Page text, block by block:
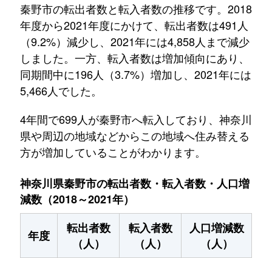
秦野市の転出者数と転入者数の推移です。2018
年度から2021年度にかけて、転出者数は491人
（9.2%）減少し、2021年には4,858人まで減少
しました。一方、転入者数は増加傾向にあり、
同期間中に196人（3.7%）増加し、2021年には
5,466人でした。
4年間で699人が秦野市へ転入しており、神奈川
県や周辺の地域などからこの地域へ住み替える
方が増加していることがわかります。
神奈川県秦野市の転出者数・転入者数・人口増
減数（2018～2021年）
年度
転出者数
（人）
転入者数
（人）
人口増減数
（人）